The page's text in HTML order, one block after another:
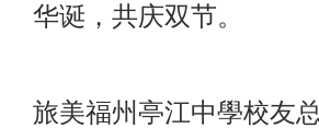
华诞，共庆双节。
旅美福州亭江中學校友